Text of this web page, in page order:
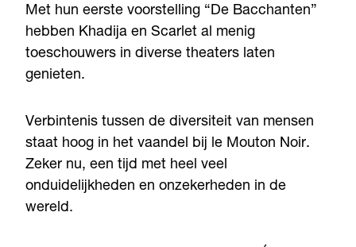
Met hun eerste voorstelling “De Bacchanten”
hebben Khadija en Scarlet al menig
toeschouwers in diverse theaters laten
genieten.
Verbintenis tussen de diversiteit van mensen
staat hoog in het vaandel bij le Mouton Noir.
Zeker nu, een tijd met heel veel
onduidelijkheden en onzekerheden in de
wereld.